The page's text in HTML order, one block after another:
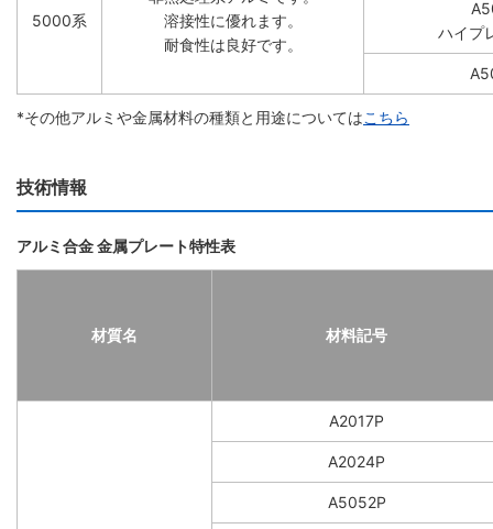
5000系
溶接性に優れます。
耐食性は良好です。
ハイプ
*その他アルミや金属材料の種類と用途についてはこちら
技術情報
アルミ合金 金属プレート特性表
材質名 材料記号
A2017P
A2024P
A5052P